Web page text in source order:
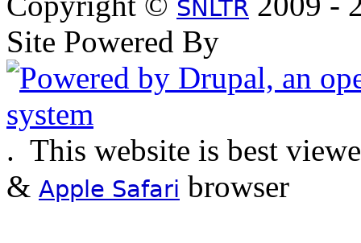
SNLTR
Site Powered By
. This website is best
& Apple Safari browser